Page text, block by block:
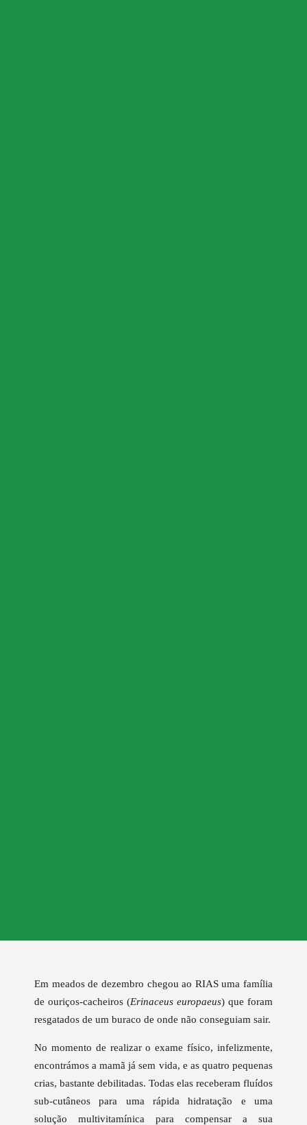
Em meados de dezembro chegou ao RIAS uma família
de ouriços-cacheiros (Erinaceus europaeus) que foram
resgatados de um buraco de onde não conseguiam sair.
No momento de realizar o exame físico, infelizmente,
encontrámos a mamã já sem vida, e as quatro pequenas
crias, bastante debilitadas. Todas elas receberam fluídos
sub-cutâneos para uma rápida hidratação e uma
solução multivitamínica para compensar a sua